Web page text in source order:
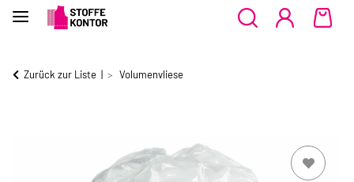
Zurück zur Liste Volumenvliese